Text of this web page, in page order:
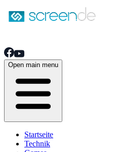
Open main menu
Startseite
Technik